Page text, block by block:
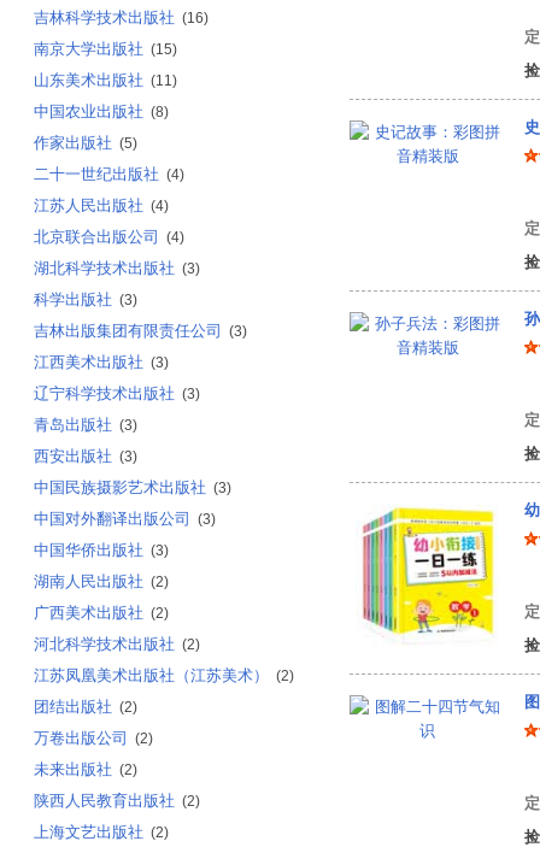
吉林科学技术出版社 (16)
南京大学出版社 (15)
山东美术出版社 (11)
中国农业出版社 (8)
作家出版社 (5)
二十一世纪出版社 (4)
江苏人民出版社 (4)
北京联合出版公司 (4)
湖北科学技术出版社 (3)
科学出版社 (3)
吉林出版集团有限责任公司 (3)
江西美术出版社 (3)
辽宁科学技术出版社 (3)
青岛出版社 (3)
西安出版社 (3)
中国民族摄影艺术出版社 (3)
中国对外翻译出版公司 (3)
中国华侨出版社 (3)
湖南人民出版社 (2)
广西美术出版社 (2)
河北科学技术出版社 (2)
江苏凤凰美术出版社（江苏美术） (2)
团结出版社 (2)
万卷出版公司 (2)
未来出版社 (2)
陕西人民教育出版社 (2)
上海文艺出版社 (2)